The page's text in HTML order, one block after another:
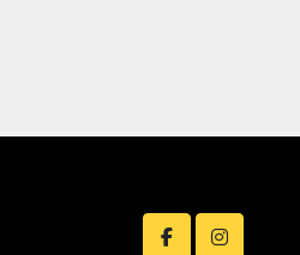
facebookinstagram